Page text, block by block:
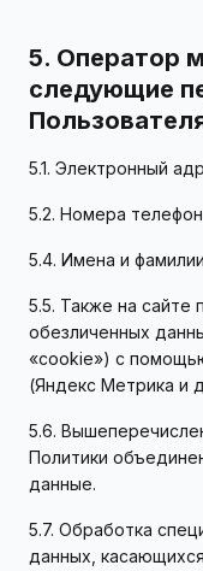
5. Оператор
следующие
5.1. Электронный
5.2. Номера
5.4. Имена и
5.5. Также на сайте
обезличенных
«cookie») с
(Яндекс Метрика и
5.6.
Политики
данные.
5.7. Обработка
данных,